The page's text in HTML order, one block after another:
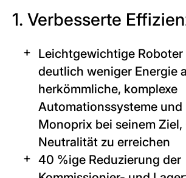
1. Verbesserte
Leichtgewichtige
deutlich weniger Energie
herkömmliche, komplexe
Automationssysteme
Monoprix bei seinem Ziel,
Neutralität zu erreichen
40 %ige Reduzierung der